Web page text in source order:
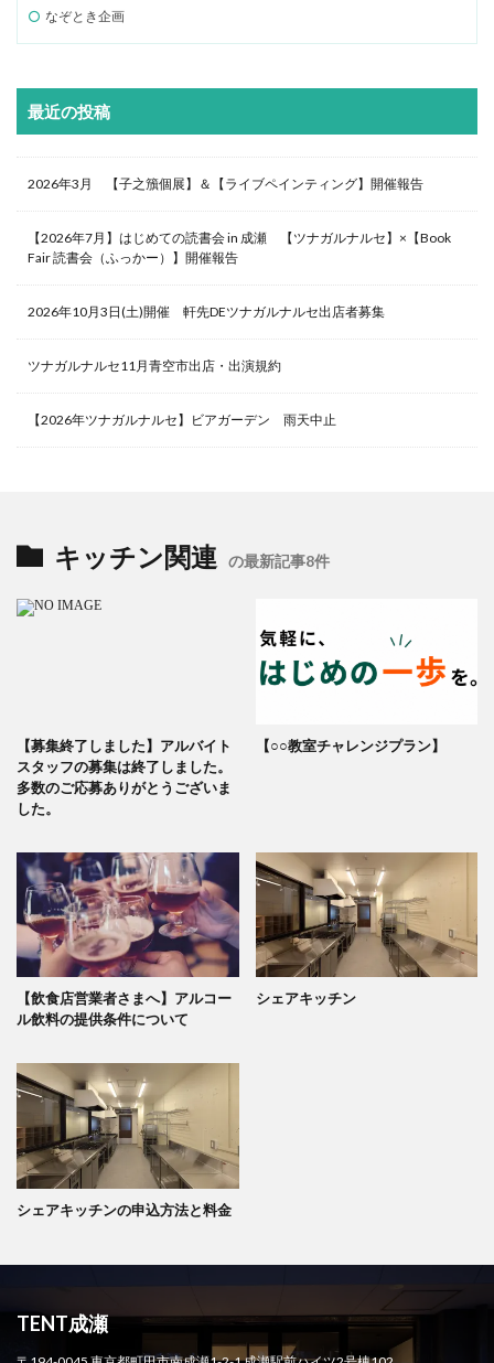
なぞとき企画
最近の投稿
2026年3月 【子之籏個展】＆【ライブペインティング】開催報告
【2026年7月】はじめての読書会 in 成瀬 【ツナガルナルセ】×【Book
Fair 読書会（ふっかー）】開催報告
2026年10月3日(土)開催 軒先DEツナガルナルセ出店者募集
ツナガルナルセ11月青空市出店・出演規約
【2026年ツナガルナルセ】ビアガーデン 雨天中止
キッチン関連 の最新記事8件
【募集終了しました】アルバイト
スタッフの募集は終了しました。
多数のご応募ありがとうございま
した。
【○○教室チャレンジプラン】
【飲食店営業者さまへ】アルコー
ル飲料の提供条件について
シェアキッチン
シェアキッチンの申込方法と料金
TENT成瀬